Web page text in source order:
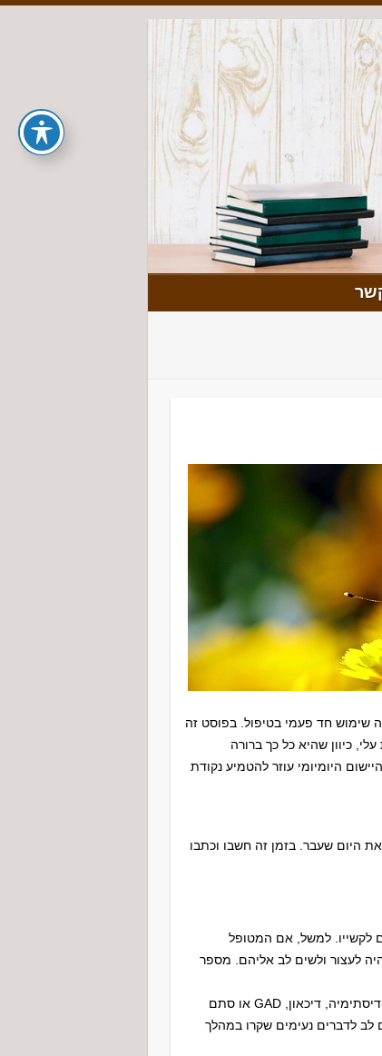
שימוש חד פעמי בטיפול. בפוסט זה
כיוון שהיא כל כך ברורה
היומיומי עוזר להטמיע נקודת
היום שעבר. בזמן זה חשבו וכתבו
לקשייו. למשל, אם המטופל
לעצור ולשים לב אליהם. מספר
אדם שמתקשה לראות דברים חיוביים בשגרת יומו. למשל אדם עם דיסתימיה, דיכאון, GAD או סתם
לדברים נעימים שקרו במהלך